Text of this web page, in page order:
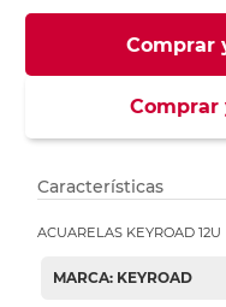
Comprar
Comprar
Características
ACUARELAS KEYROAD 12U
MARCA: KEYROAD